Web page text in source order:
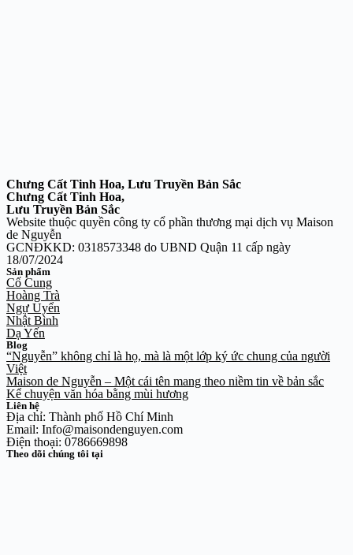
Chưng Cất Tinh Hoa, Lưu Truyền Bản Sắc
Chưng Cất Tinh Hoa,
Lưu Truyền Bản Sắc
Website thuộc quyền công ty cổ phần thương mại dịch vụ Maison
de Nguyễn
GCNĐKKD: 0318573348 do UBND Quận 11 cấp ngày
18/07/2024
Sản phẩm
Cố Cung
Hoàng Trà
Ngự Uyển
Nhật Bình
Dạ Yến
Blog
“Nguyễn” không chỉ là họ, mà là một lớp ký ức chung của người
Việt
Maison de Nguyễn – Một cái tên mang theo niềm tin về bản sắc
Kể chuyện văn hóa bằng mùi hương
Liên hệ
Địa chỉ: Thành phố Hồ Chí Minh
Email: Info@maisondenguyen.com
Điện thoại: 0786669898
Theo dõi chúng tôi tại